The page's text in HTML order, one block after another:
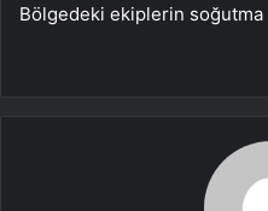
Bölgedeki ekiplerin soğutma